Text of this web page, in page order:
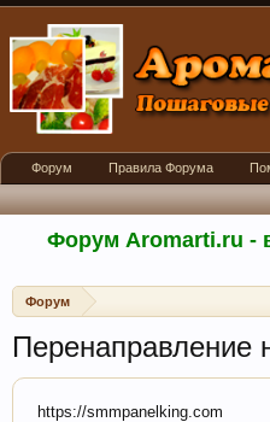
Форум Aromarti.ru -
Форум
Перенаправление
https://smmpanelking.com
Форум Правила Форума